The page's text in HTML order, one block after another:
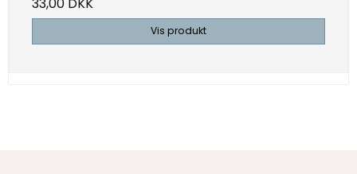
33,00 DKK
Vis produkt